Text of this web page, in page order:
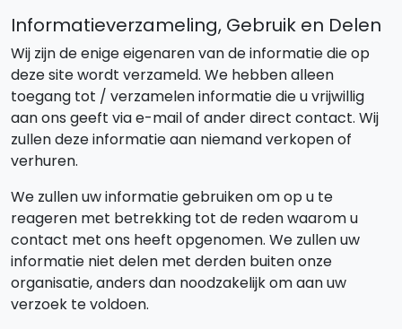
Informatieverzameling, Gebruik en Delen
Wij zijn de enige eigenaren van de informatie die op
deze site wordt verzameld. We hebben alleen
toegang tot / verzamelen informatie die u vrijwillig
aan ons geeft via e-mail of ander direct contact. Wij
zullen deze informatie aan niemand verkopen of
verhuren.
We zullen uw informatie gebruiken om op u te
reageren met betrekking tot de reden waarom u
contact met ons heeft opgenomen. We zullen uw
informatie niet delen met derden buiten onze
organisatie, anders dan noodzakelijk om aan uw
verzoek te voldoen.